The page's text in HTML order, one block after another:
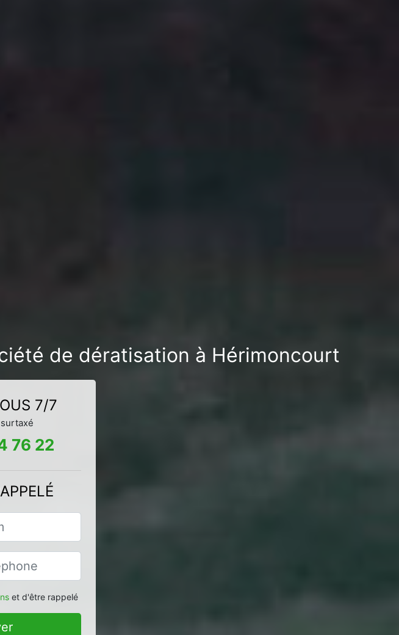
de dératisation à Hérimoncourt
7/7
76 22
et d'être rappelé